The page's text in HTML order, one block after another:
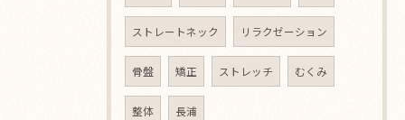
ストレートネック リラクゼーション
骨盤 矯正 ストレッチ むくみ
整体 長浦